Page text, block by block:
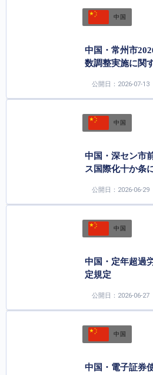
中国
中国・常州市
数調整実施に関
公開日：2026-07-13
中国
中国・深セン市
ス国際化十か条
公開日：2026-06-29
中国
中国・定年超過
定規定
公開日：2026-06-27
中国
中国・電子証券